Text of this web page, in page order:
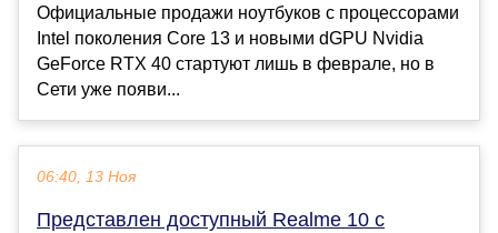
Официальные продажи ноутбуков с процессорами
Intel поколения Core 13 и новыми dGPU Nvidia
GeForce RTX 40 стартуют лишь в феврале, но в
Сети уже появи...
06:40, 13 Ноя
Представлен доступный Realme 10 с